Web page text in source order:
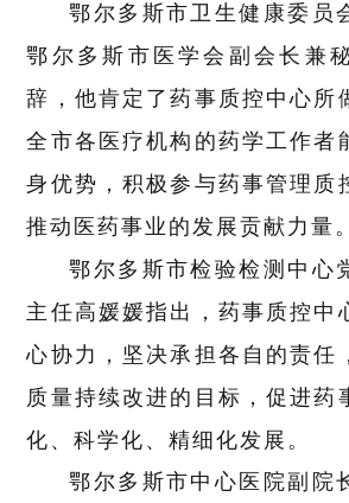
鄂尔多斯市卫生健康委员
鄂尔多斯市医学会副会长兼
辞，他肯定了药事质控中心所
全市各医疗机构的药学工作者
身优势，积极参与药事管理质
推动医药事业的发展贡献力量。
鄂尔多斯市检验检测中心
主任高媛媛指出，药事质控中
心协力，坚决承担各自的责任
质量持续改进的目标，促进药
化、科学化、精细化发展。
鄂尔多斯市中心医院副院